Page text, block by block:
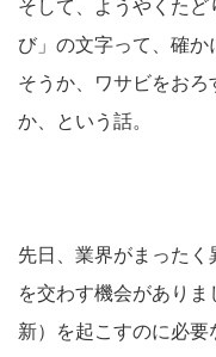
そして、ようやくたど
び」の文字って、確か
そうか、ワサビをお
か、という話。
先日、業界がまった
を交わす機会があり
新）を起こすのに必